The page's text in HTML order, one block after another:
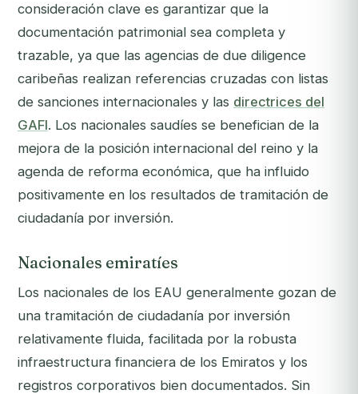
consideración clave es garantizar que la
documentación patrimonial sea completa y
trazable, ya que las agencias de due diligence
caribeñas realizan referencias cruzadas con listas
de sanciones internacionales y las directrices del
GAFI. Los nacionales saudíes se benefician de la
mejora de la posición internacional del reino y la
agenda de reforma económica, que ha influido
positivamente en los resultados de tramitación de
ciudadanía por inversión.
Nacionales emiratíes
Los nacionales de los EAU generalmente gozan de
una tramitación de ciudadanía por inversión
relativamente fluida, facilitada por la robusta
infraestructura financiera de los Emiratos y los
registros corporativos bien documentados. Sin